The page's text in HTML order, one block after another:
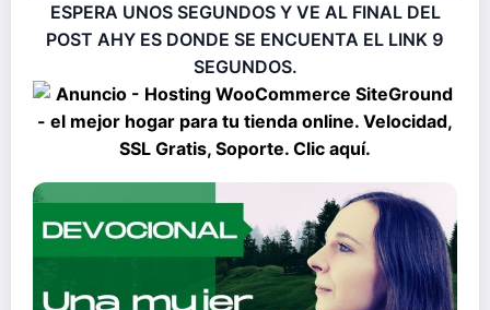
ESPERA UNOS SEGUNDOS Y VE AL FINAL DEL
POST AHY ES DONDE SE ENCUENTA EL LINK 9
SEGUNDOS.